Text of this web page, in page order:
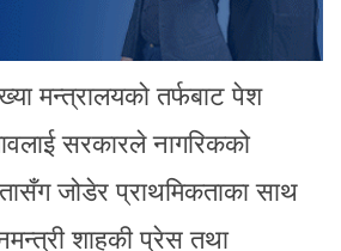
मन्त्रालयको तर्फबाट पेश
सरकारले नागरिकको
जोडेर प्राथमिकताका साथ
शाहकी प्रेस तथा